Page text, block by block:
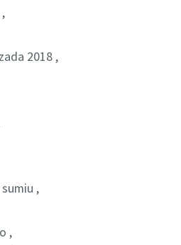
2018 ,
,
,